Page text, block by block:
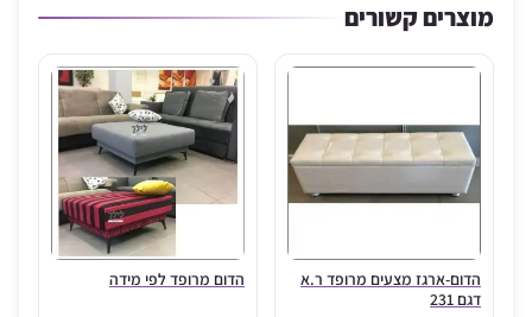
מוצרים קשורים
הדום-ארגז מצעים מרופד ר.א
דגם 231
הדום מרופד לפי מידה